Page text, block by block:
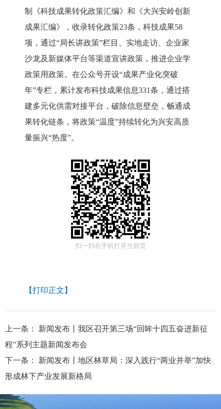
制《科技成果转化政策汇编》和《大兴安岭创新
成果汇编》，收录转化政策23条，科技成果58
项，通过“局长讲政策”栏目、实地走访、企业家
沙龙及新媒体平台等渠道宣讲政策，推进企业学
政策用政策。在公众号开设“成果产业化突破
年”专栏，累计发布科技成果信息331条，通过搭
建多元化供需对接平台，破除信息壁垒，畅通成
果转化链条，将政策“温度”持续转化为兴安高质
量振兴“热度”。
扫一扫在手机打开当前页
【打印正文】
上一条：
新闻发布丨我区召开第三场“回眸十四五奋进新征
程”系列主题新闻发布会
下一条：
新闻发布丨地区林草局：深入践行“两业并举”加快
形成林下产业发展新格局